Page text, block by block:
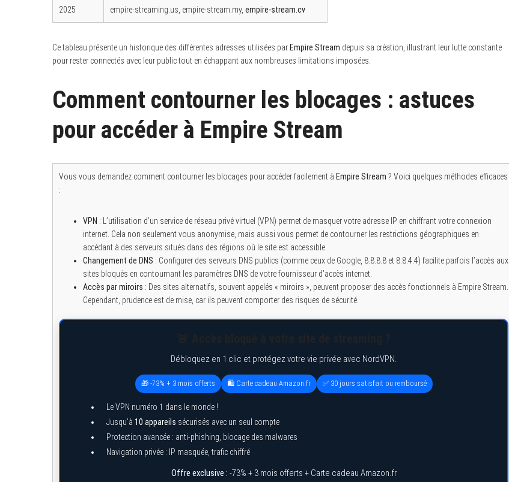
2025 empire-streaming.us, empire-stream.my, empire-stream.cv
Ce tableau présente un historique des différentes adresses utilisées par Empire Stream depuis sa création, illustrant leur lutte constante
pour rester connectés avec leur public tout en échappant aux nombreuses limitations imposées.
Comment contourner les blocages : astuces
pour accéder à Empire Stream
Vous vous demandez comment contourner les blocages pour accéder facilement à Empire Stream ? Voici quelques méthodes efficaces
:
VPN : L’utilisation d’un service de réseau privé virtuel (VPN) permet de masquer votre adresse IP en chiffrant votre connexion
internet. Cela non seulement vous anonymise, mais aussi vous permet de contourner les restrictions géographiques en
accédant à des serveurs situés dans des régions où le site est accessible.
Changement de DNS : Configurer des serveurs DNS publics (comme ceux de Google, 8.8.8.8 et 8.8.4.4) facilite parfois l’accès aux
sites bloqués en contournant les paramètres DNS de votre fournisseur d’accès internet.
Accès par miroirs : Des sites alternatifs, souvent appelés « miroirs », peuvent proposer des accès fonctionnels à Empire Stream.
Cependant, prudence est de mise, car ils peuvent comporter des risques de sécurité.
Débloquez en 1 clic et protégez votre vie privée avec NordVPN.
🎁 -73% + 3 mois offerts 🛍️ Carte cadeau Amazon.fr ✅ 30 jours satisfait ou remboursé
Le VPN numéro 1 dans le monde !
Jusqu’à 10 appareils sécurisés avec un seul compte
Protection avancée : anti-phishing, blocage des malwares
Navigation privée : IP masquée, trafic chiffré
Offre exclusive : -73% + 3 mois offerts + Carte cadeau Amazon.fr